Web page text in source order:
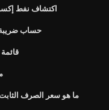
اكتشاف نفط
حساب ضريبة
ما هو سعر الصرف